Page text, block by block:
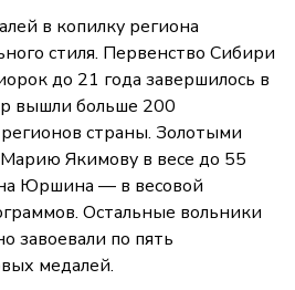
в копилку региона
стиля. Первенство Сибири
до 21 года завершилось в
вышли больше 200
страны. Золотыми
Якимову в весе до 55
Юршина — в весовой
Остальные вольники
завоевали по пять
медалей.